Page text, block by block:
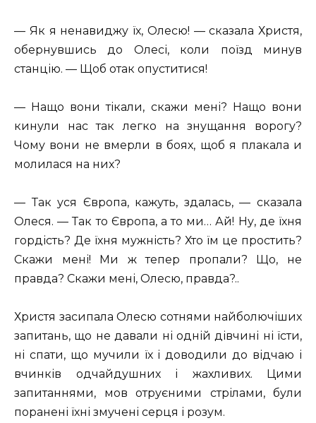
— Як я ненавиджу їх, Олесю! — сказала Христя,
обернувшись до Олесі, коли поїзд минув
станцію. — Щоб отак опуститися!
— Нащо вони тікали, скажи мені? Нащо вони
кинули нас так легко на знущання ворогу?
Чому вони не вмерли в боях, щоб я плакала и
молилася на них?
— Так уся Європа, кажуть, здалась, — сказала
Олеся. — Так то Європа, а то ми… Ай! Ну, де їхня
гордість? Де їхня мужність? Хто їм це простить?
Скажи мені! Ми ж тепер пропали? Що, не
правда? Скажи мені, Олесю, правда?..
Христя засипала Олесю сотнями найболючіших
запитань, що не давали ні одній дівчині ні їсти,
ні спати, що мучили їх і доводили до відчаю і
вчинків одчайдушних і жахливих. Цими
запитаннями, мов отруєними стрілами, були
поранені їхні змучені серця і розум.